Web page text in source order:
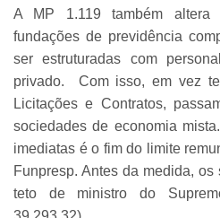
A MP 1.119 também altera
fundações de previdência
ser estruturadas com
privado. Com isso, em vez
Licitações e Contratos,
sociedades de economia
imediatas é o fim do limite
Funpresp. Antes da medida,
teto de ministro do